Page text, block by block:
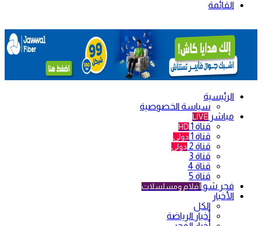
القائمة
الرئيسية
سياسة الخصوصية
مباشر LIVE
قناة 1 HD
قناة 1 دولي
قناة 2 دولي
قناة 3
قناة 4
قناة 5
فجر شو أفلام ومسلسلات
الأخبار
الكل
أخبار الرياضة